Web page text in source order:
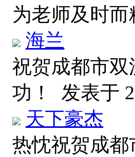
为老师及时
海兰
祝贺成都市双
功！ 发表于
天下豪杰
热忱祝贺成都